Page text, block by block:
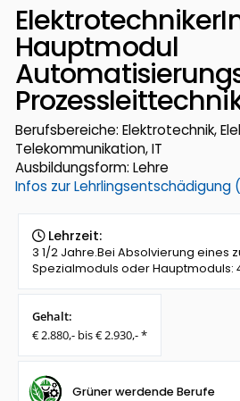
Hauptmodul
Berufsbereiche: Elektrotechnik,
Telekommunikation, IT
Ausbildungsform: Lehre
Infos zur Lehrlingsentschädigung
Lehrzeit:
3 1/2 Jahre.Bei Absolvierung eines
Spezialmoduls oder Hauptmoduls:
Gehalt:
€ 2.880,- bis € 2.930,- *
Grüner werdende Berufe